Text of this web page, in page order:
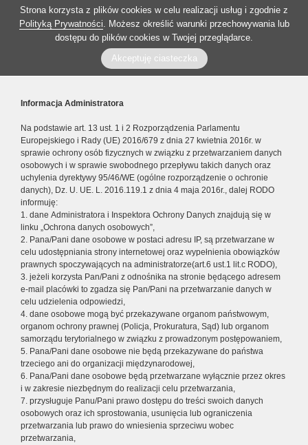
Strona korzysta z plików cookies w celu realizacji usług i zgodnie z
Polityką Prywatności. Możesz określić warunki przechowywania lub
dostępu do plików cookies w Twojej przeglądarce.
Akceptuję ciasteczka
Informacja Administratora
Na podstawie art. 13 ust. 1 i 2 Rozporządzenia Parlamentu
Europejskiego i Rady (UE) 2016/679 z dnia 27 kwietnia 2016r. w
sprawie ochrony osób fizycznych w związku z przetwarzaniem danych
osobowych i w sprawie swobodnego przepływu takich danych oraz
uchylenia dyrektywy 95/46/WE (ogólne rozporządzenie o ochronie
danych), Dz. U. UE. L. 2016.119.1 z dnia 4 maja 2016r., dalej RODO
informuję:
1. dane Administratora i Inspektora Ochrony Danych znajdują się w
linku „Ochrona danych osobowych”,
2. Pana/Pani dane osobowe w postaci adresu IP, są przetwarzane w
celu udostępniania strony internetowej oraz wypełnienia obowiązków
prawnych spoczywających na administratorze(art.6 ust.1 lit.c RODO),
3. jeżeli korzysta Pan/Pani z odnośnika na stronie będącego adresem
e-mail placówki to zgadza się Pan/Pani na przetwarzanie danych w
celu udzielenia odpowiedzi,
4. dane osobowe mogą być przekazywane organom państwowym,
organom ochrony prawnej (Policja, Prokuratura, Sąd) lub organom
samorządu terytorialnego w związku z prowadzonym postępowaniem,
5. Pana/Pani dane osobowe nie będą przekazywane do państwa
trzeciego ani do organizacji międzynarodowej,
6. Pana/Pani dane osobowe będą przetwarzane wyłącznie przez okres
i w zakresie niezbędnym do realizacji celu przetwarzania,
7. przysługuje Panu/Pani prawo dostępu do treści swoich danych
osobowych oraz ich sprostowania, usunięcia lub ograniczenia
przetwarzania lub prawo do wniesienia sprzeciwu wobec
przetwarzania,